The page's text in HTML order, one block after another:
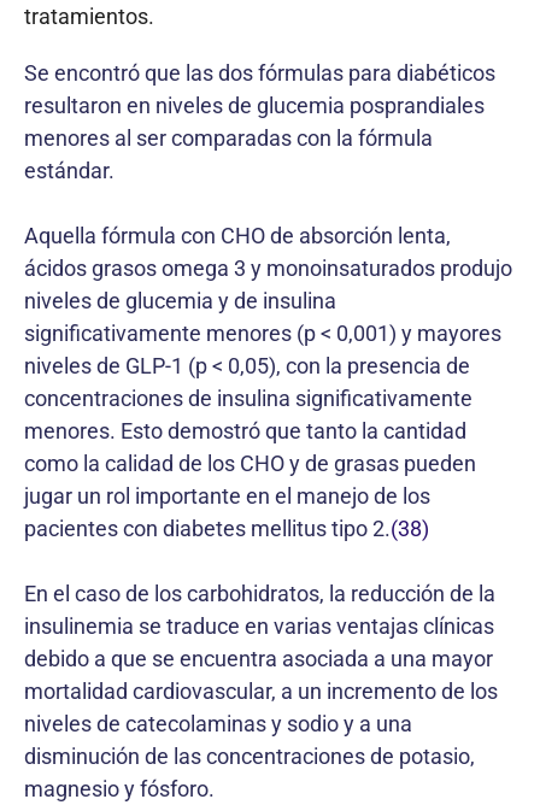
tratamientos.
Se encontró que las dos fórmulas para diabéticos
resultaron en niveles de glucemia posprandiales
menores al ser comparadas con la fórmula
estándar.
Aquella fórmula con CHO de absorción lenta,
ácidos grasos omega 3 y monoinsaturados produjo
niveles de glucemia y de insulina
significativamente menores (p < 0,001) y mayores
niveles de GLP-1 (p < 0,05), con la presencia de
concentraciones de insulina significativamente
menores. Esto demostró que tanto la cantidad
como la calidad de los CHO y de grasas pueden
jugar un rol importante en el manejo de los
pacientes con diabetes mellitus tipo 2.(38)
En el caso de los carbohidratos, la reducción de la
insulinemia se traduce en varias ventajas clínicas
debido a que se encuentra asociada a una mayor
mortalidad cardiovascular, a un incremento de los
niveles de catecolaminas y sodio y a una
disminución de las concentraciones de potasio,
magnesio y fósforo.